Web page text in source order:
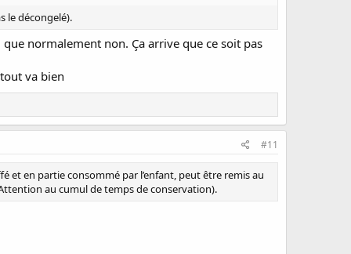
le décongelé).
normalement non. Ça arrive que ce soit pas
tout va bien
#11
et en partie consommé par l’enfant, peut être remis au
au cumul de temps de conservation).